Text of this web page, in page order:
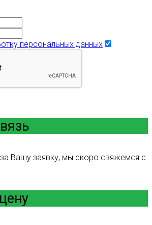
персональных данных
Вашу заявку, мы скоро свяжемся с